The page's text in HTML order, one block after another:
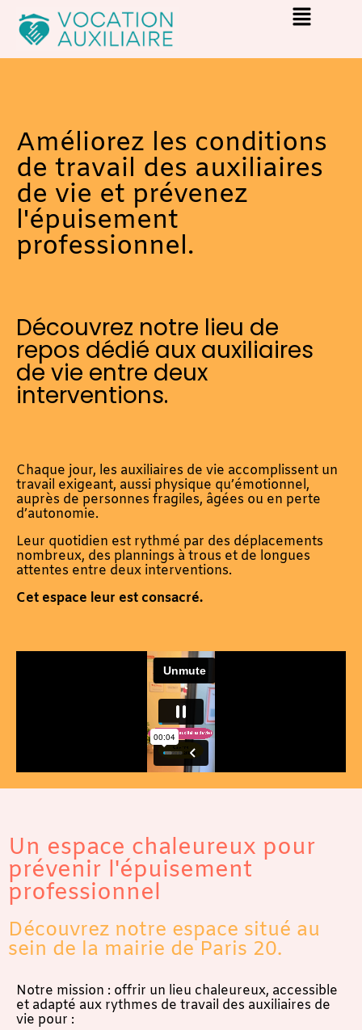
Améliorez les conditions
de travail des auxiliaires
de vie et prévenez
l'épuisement
professionnel.
Découvrez notre lieu de
repos dédié aux auxiliaires
de vie entre deux
interventions.
Chaque jour, les auxiliaires de vie accomplissent un
travail exigeant, aussi physique qu’émotionnel,
auprès de personnes fragiles, âgées ou en perte
d’autonomie.
Leur quotidien est rythmé par des déplacements
nombreux, des plannings à trous et de longues
attentes entre deux interventions.
Cet espace leur est consacré.
Un espace chaleureux pour
prévenir l'épuisement
professionnel
Découvrez notre espace situé au
sein de la mairie de Paris 20.
Notre mission : offrir un lieu chaleureux, accessible
et adapté aux rythmes de travail des auxiliaires de
vie pour :